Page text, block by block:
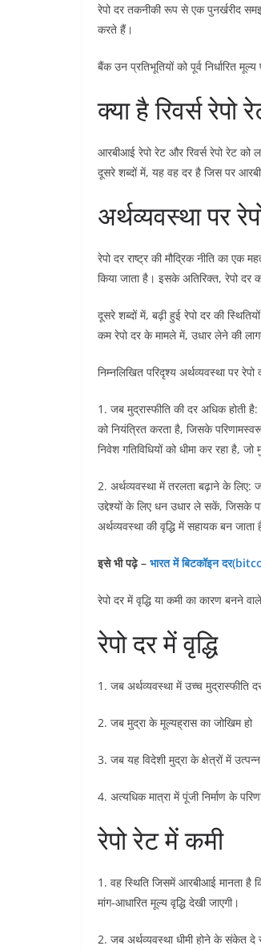
रेपो दर तकनीकी रूप से एक पुनर्खरीद
करते हैं।
बैंक उन प्रतिभूतियों को पूर्व निर्धारित
क्या है रिवर्स
आरबीआई रेपो रेट और रिवर्स रेपो रेट को
दूसरे शब्दों में, यह वह दर है जिस पर
अर्थव्यवस्था पर
रेपो दर राष्ट्र की मौद्रिक नीति का एक
किया जाता है। इसके अतिरिक्त, रेपो दर
दूसरे शब्दों में, बढ़ी हुई रेपो दर की
कम रेपो दर के मामले में, उधार लेने की
निम्नलिखित परिदृश्य अर्थव्यवस्था पर
1. जब मुद्रास्फीति की दर अधिक होती
को नियंत्रित करता है, जिसके
निवेश गतिविधियों को धीमा कर रहा है,
2. अर्थव्यवस्था में तरलता बढ़ाने के लिए:
उद्देश्यों के लिए धन उधार ले सकें, जिसके
अर्थव्यवस्था की वृद्धि में सहायक बन जाता
इसे भी पढ़े – भारत में बिटकॉइन
रेपो दर में वृद्धि या कमी का कारण बनने
रेपो दर में वृद्धि
1. जब अर्थव्यवस्था में उच्च
2. जब मुद्रा के मूल्यह्रास का जोखिम हो
3. जब यह विदेशी मुद्रा के क्षेत्रों में
4. अत्यधिक मात्रा में पूंजी निर्माण के
रेपो रेट में कमी
1. वह स्थिति जिसमें आरबीआई मानता है
मांग-आधारित मूल्य वृद्धि देखी जाएगी।
2. जब अर्थव्यवस्था धीमी होने के संकेत दे